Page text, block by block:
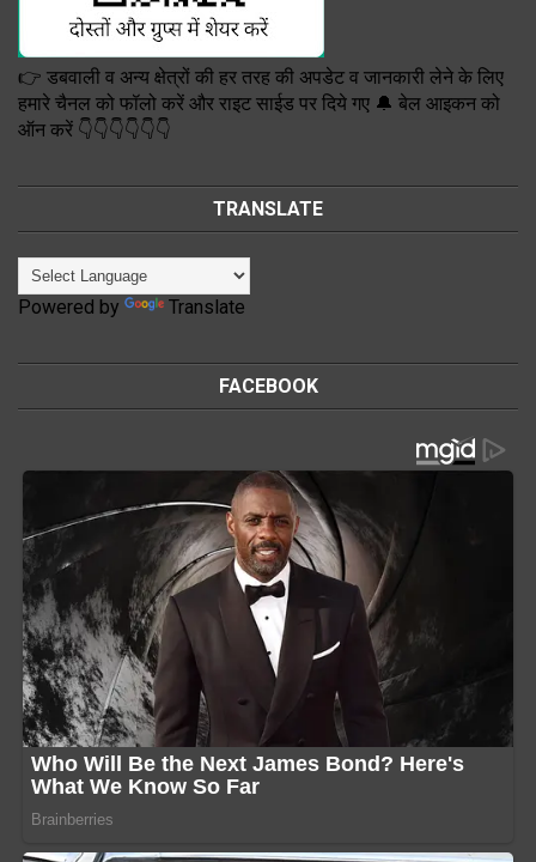
👉 डबवाली व अन्य क्षेत्रों की हर तरह की अपडेट व जानकारी लेने के लिए
हमारे चैनल को फॉलो करें और राइट साईड पर दिये गए 🔔 बेल आइकन को
ऑन करें 👇👇👇👇👇👇
TRANSLATE
Powered by Translate
FACEBOOK